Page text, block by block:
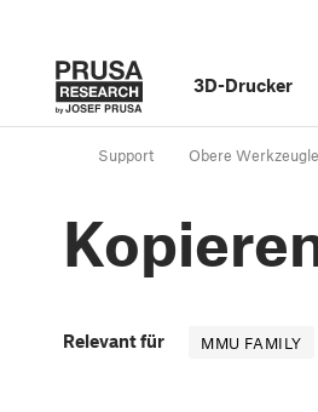
3D-Drucker
Support Obere
Relevant für MMU FAMILY